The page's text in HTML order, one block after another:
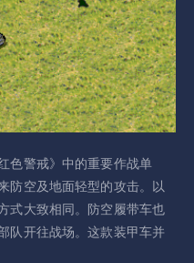
色警戒》中的重要作战单
防空及地面轻型的攻击。以
式大致相同。防空履带车也
队开往战场。这款装甲车并